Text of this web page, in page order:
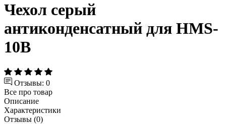
Чехол серый
антиконденсатный для HMS-
10B
Отзывы: 0
Все про товар
Описание
Характеристики
Отзывы (0)